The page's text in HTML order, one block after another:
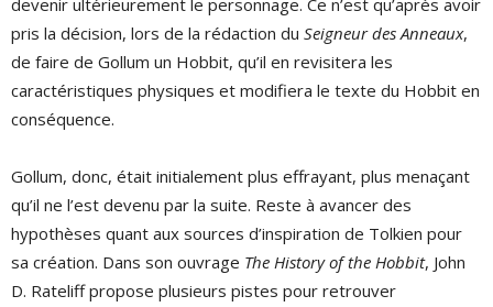
devenir ultérieurement le personnage. Ce n’est qu’après avoir
pris la décision, lors de la rédaction du Seigneur des Anneaux,
de faire de Gollum un Hobbit, qu’il en revisitera les
caractéristiques physiques et modifiera le texte du Hobbit en
conséquence.
Gollum, donc, était initialement plus effrayant, plus menaçant
qu’il ne l’est devenu par la suite. Reste à avancer des
hypothèses quant aux sources d’inspiration de Tolkien pour
sa création. Dans son ouvrage The History of the Hobbit, John
D. Rateliff propose plusieurs pistes pour retrouver